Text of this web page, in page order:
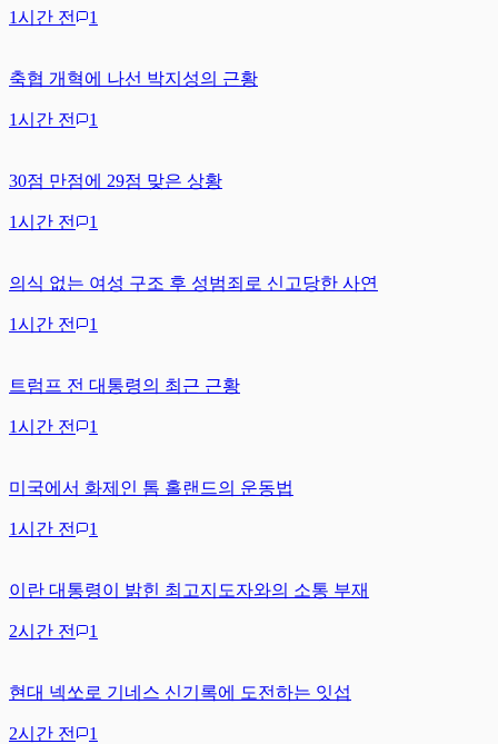
1시간 전 1
축협 개혁에 나선 박지성의 근황
1시간 전 1
30점 만점에 29점 맞은 상황
1시간 전 1
의식 없는 여성 구조 후 성범죄로 신고당한 사연
1시간 전 1
트럼프 전 대통령의 최근 근황
1시간 전 1
미국에서 화제인 톰 홀랜드의 운동법
1시간 전 1
이란 대통령이 밝힌 최고지도자와의 소통 부재
2시간 전 1
현대 넥쏘로 기네스 신기록에 도전하는 잇섭
2시간 전 1